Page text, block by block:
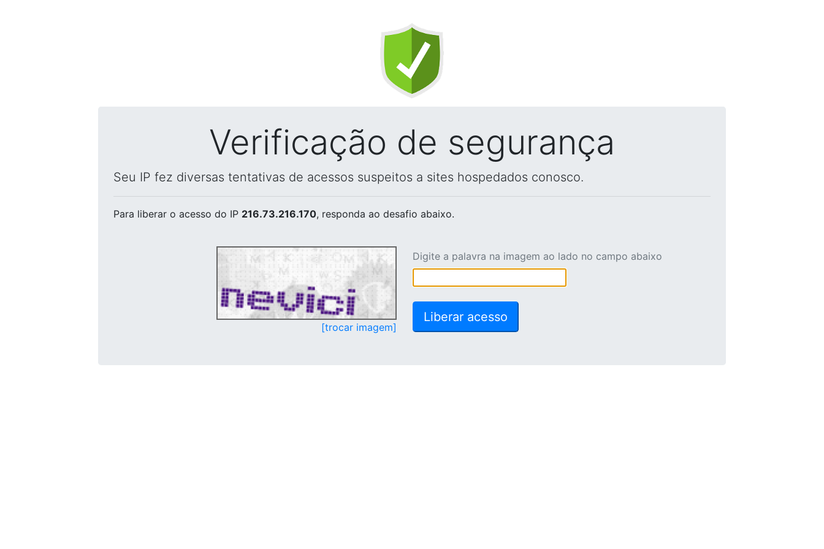
Verificação de segurança
Seu IP fez diversas tentativas de acessos suspeitos a sites hospedados conosco.
Para liberar o acesso do IP 216.73.216.170, responda ao desafio abaixo.
[trocar imagem]
Digite a palavra na imagem ao lado no campo abaixo